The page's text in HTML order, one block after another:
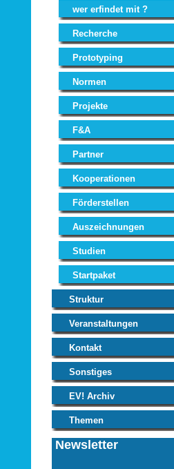
wer erfindet mit ?
Recherche
Prototyping
Normen
Projekte
F&A
Partner
Kooperationen
Förderstellen
Auszeichnungen
Studien
Startpaket
Struktur
Veranstaltungen
Kontakt
Sonstiges
EV! Archiv
Themen
Newsletter